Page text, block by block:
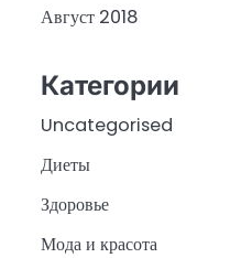
Август 2018
Категории
Uncategorised
Диеты
Здоровье
Мода и красота